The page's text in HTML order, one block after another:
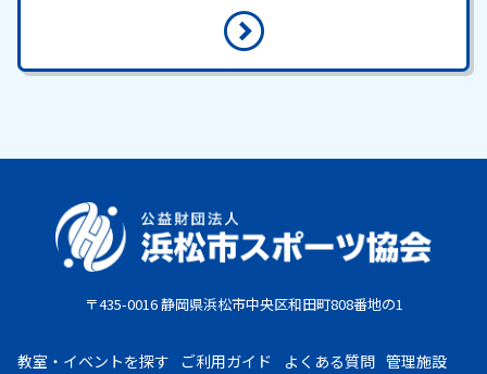
〒435-0016 静岡県浜松市中央区和田町808番地の1
教室・イベントを探す ご利用ガイド よくある質問 管理施設